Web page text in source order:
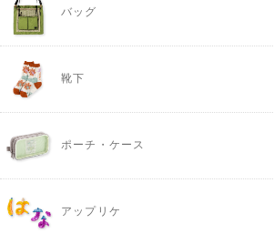
バッグ
靴下
ポーチ・ケース
アップリケ